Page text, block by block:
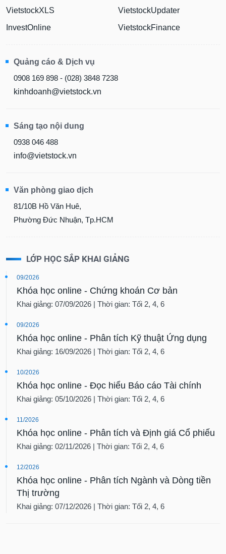
VietstockXLS
InvestOnline
VietstockUpdater
VietstockFinance
Quảng cáo & Dịch vụ
0908 169 898 - (028) 3848 7238
kinhdoanh@vietstock.vn
Sáng tạo nội dung
0938 046 488
info@vietstock.vn
Văn phòng giao dịch
81/10B Hồ Văn Huê,
Phường Đức Nhuận, Tp.HCM
LỚP HỌC SẮP KHAI GIẢNG
09/2026
Khóa học online - Chứng khoán Cơ bản
Khai giảng: 07/09/2026 | Thời gian: Tối 2, 4, 6
09/2026
Khóa học online - Phân tích Kỹ thuật Ứng dụng
Khai giảng: 16/09/2026 | Thời gian: Tối 2, 4, 6
10/2026
Khóa học online - Đọc hiểu Báo cáo Tài chính
Khai giảng: 05/10/2026 | Thời gian: Tối 2, 4, 6
11/2026
Khóa học online - Phân tích và Định giá Cổ phiếu
Khai giảng: 02/11/2026 | Thời gian: Tối 2, 4, 6
12/2026
Khóa học online - Phân tích Ngành và Dòng tiền
Thị trường
Khai giảng: 07/12/2026 | Thời gian: Tối 2, 4, 6